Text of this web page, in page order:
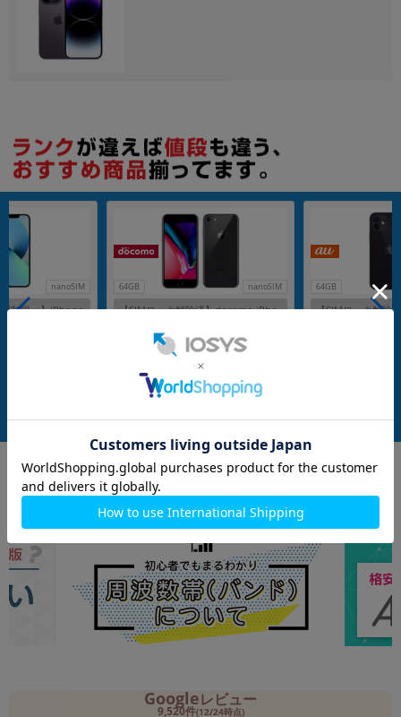
nanoSIM
用制限▲】iPhone
52,800 円 (税込)
64GB nanoSIM
【SIMロック解除済】docomo iPho
スグレイ
メーカー：Apple
発売日：2017/09
在庫数：1
8,980 円 (税込)
64GB
【SIMロック解除
Googleレビュー
9,520件(12/24時点)